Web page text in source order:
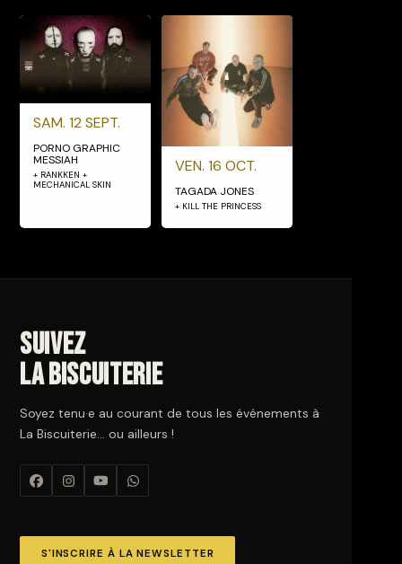
SAM. 12 SEPT.
PORNO GRAPHIC
MESSIAH
+ RANKKEN +
MECHANICAL SKIN
VEN. 16 OCT.
TAGADA JONES
+ KILL THE PRINCESS
Suivez
La Biscuiterie
Soyez tenu·e au courant de tous les événements à
La Biscuiterie… ou ailleurs !
S'INSCRIRE À LA NEWSLETTER